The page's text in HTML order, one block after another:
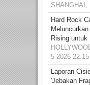
SHANGHAI,
Hard Rock
Rising
5 2026 22.15
Laporan
'Jebakan